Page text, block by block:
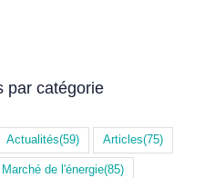
par catégorie
Actualités(59) Articles(75)
Marché de l'énergie(85)